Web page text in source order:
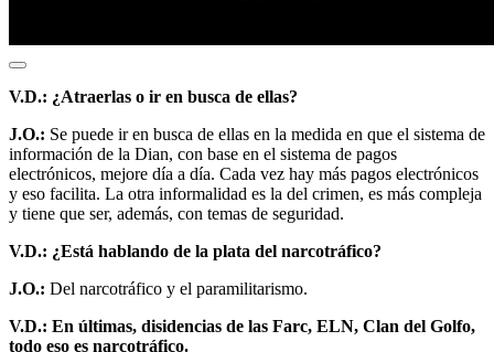
V.D.: ¿Atraerlas o ir en busca de ellas?
J.O.: Se puede ir en busca de ellas en la medida en que el sistema de
información de la Dian, con base en el sistema de pagos
electrónicos, mejore día a día. Cada vez hay más pagos electrónicos
y eso facilita. La otra informalidad es la del crimen, es más compleja
y tiene que ser, además, con temas de seguridad.
V.D.: ¿Está hablando de la plata del narcotráfico?
J.O.: Del narcotráfico y el paramilitarismo.
V.D.: En últimas, disidencias de las Farc, ELN, Clan del Golfo,
todo eso es narcotráfico.